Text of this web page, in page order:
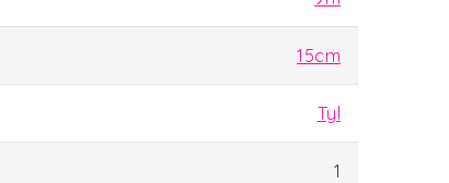
15cm
Tyl
1